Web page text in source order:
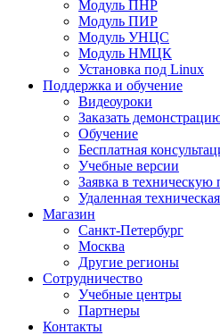
Модуль ПНР
Модуль ПИР
Модуль УНЦС
Модуль НМЦК
Установка под Linux
Поддержка и обучение
Видеоуроки
Заказать
Обучение
Бесплатная
Учебные версии
Заявка в техническую
Удаленная
Магазин
Санкт-Петербург
Москва
Другие регионы
Сотрудничество
Учебные центры
Партнеры
Контакты